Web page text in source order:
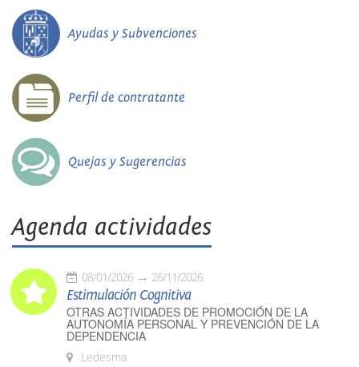
Ayudas y Subvenciones
Perfil de contratante
Quejas y Sugerencias
Agenda actividades
08/01/2026 26/11/2026
Estimulación Cognitiva
OTRAS ACTIVIDADES DE PROMOCIÓN DE LA
AUTONOMÍA PERSONAL Y PREVENCIÓN DE LA
DEPENDENCIA
Ledesma